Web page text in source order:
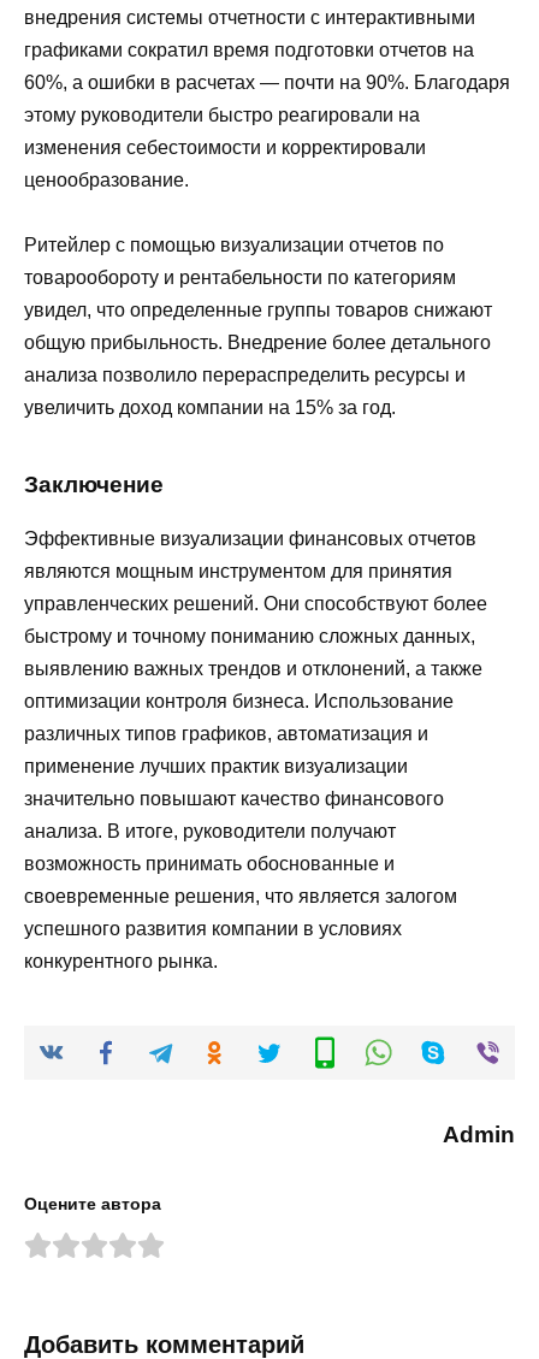
внедрения системы отчетности с интерактивными
графиками сократил время подготовки отчетов на
60%, а ошибки в расчетах — почти на 90%. Благодаря
этому руководители быстро реагировали на
изменения себестоимости и корректировали
ценообразование.
Ритейлер с помощью визуализации отчетов по
товарообороту и рентабельности по категориям
увидел, что определенные группы товаров снижают
общую прибыльность. Внедрение более детального
анализа позволило перераспределить ресурсы и
увеличить доход компании на 15% за год.
Заключение
Эффективные визуализации финансовых отчетов
являются мощным инструментом для принятия
управленческих решений. Они способствуют более
быстрому и точному пониманию сложных данных,
выявлению важных трендов и отклонений, а также
оптимизации контроля бизнеса. Использование
различных типов графиков, автоматизация и
применение лучших практик визуализации
значительно повышают качество финансового
анализа. В итоге, руководители получают
возможность принимать обоснованные и
своевременные решения, что является залогом
успешного развития компании в условиях
конкурентного рынка.
Admin
Оцените автора
Добавить комментарий